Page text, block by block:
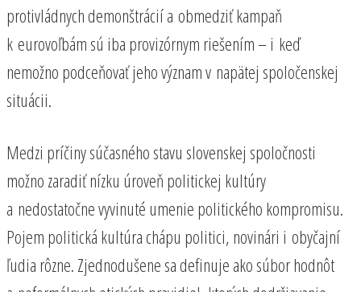
protivládnych demonštrácií a obmedziť kampaň
k eurovoľbám sú iba provizórnym riešením – i keď
nemožno podceňovať jeho význam v napätej spoločenskej
situácii.
Medzi príčiny súčasného stavu slovenskej spoločnosti
možno zaradiť nízku úroveň politickej kultúry
a nedostatočne vyvinuté umenie politického kompromisu.
Pojem politická kultúra chápu politici, novinári i obyčajní
ľudia rôzne. Zjednodušene sa definuje ako súbor hodnôt